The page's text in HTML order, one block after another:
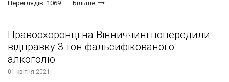
Переглядів: 1069 Більше
Правоохоронці на Вінниччині попередили
відправку 3 тон фальсифікованого
алкоголю
01 квітня 2021